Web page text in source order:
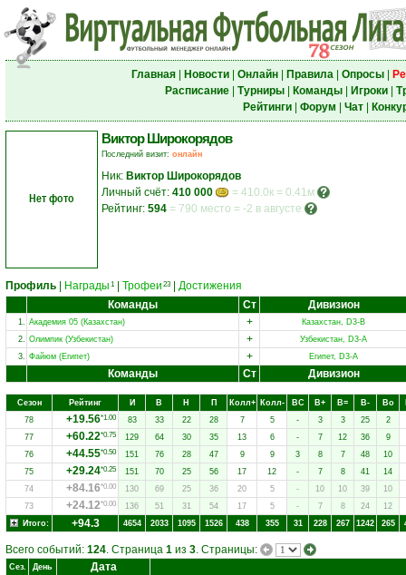
Главная| Новости| Онлайн| Правила| Опросы|
Расписание| Турниры| Команды| Игроки|
Рейтинги| Форум Чат|
Нет фото
Виктор Широкорядов
Последний визит: онлайн
Ник: Виктор Широкорядов
Личный счёт: 410 000
= 410.0к = 0.41м
Рейтинг: 594 = 790 место = -2 в августе
Профиль Награды 1 Трофеи 23
Достижения
Команды
Ст Дивизион
1. Академия 05 (Казахстан) +
Казахстан, D3-B
2. Олимпик (Узбекистан) +
Узбекистан, D3-A
3. Файюм (Египет) + Египет, D3-A
Команды Ст Дивизион
Сезон Рейтинг И В Н П Колл+ Колл- ВC В+ В= В- Вo
78
+19.56*1.00 83 33 22 28 7 5 - 3 3 25
2
77
+60.22*0.75 129 64 30 35 13 6 - 7 12 36
9
76
+44.55*0.50 151 76 28 47 9 9 3 8 7 48
10
75
+29.24*0.25 151 70 25 56 17 12 - 7 8 41
14
74
+84.16*0.00 130 69 25 36 20 5 - 10 10 39
10
73
+24.12*0.00 136 51 31 54 17 5 - 7 8 24
12
Итого:
+94.3 4654 2033 1095 1526 438 355 31 228 267 1242 265
Всего событий: 124. Страница 1 из 3. Страницы:
Сез. День Дата